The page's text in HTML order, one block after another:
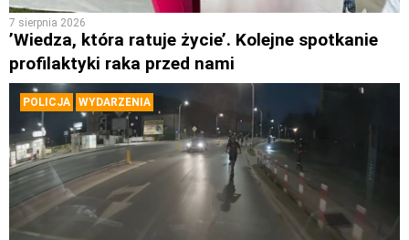
7 sierpnia 2026
’Wiedza, która ratuje życie’. Kolejne spotkanie
profilaktyki raka przed nami
POLICJA WYDARZENIA